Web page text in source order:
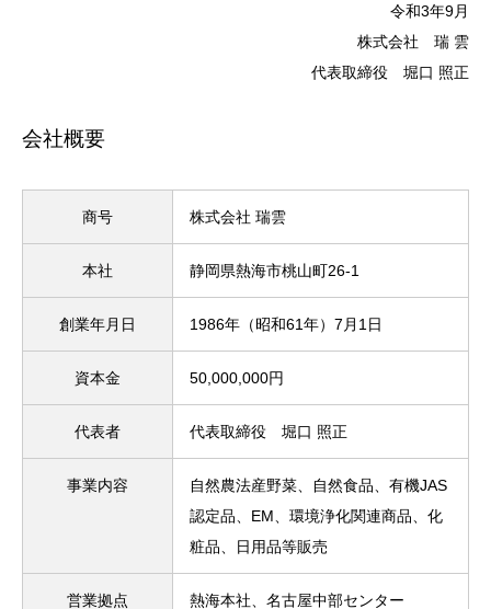
令和3年9月
株式会社 瑞 雲
代表取締役 堀口 照正
会社概要
商号 株式会社 瑞雲
本社 静岡県熱海市桃山町26-1
創業年月日 1986年（昭和61年）7月1日
資本金 50,000,000円
代表者 代表取締役 堀口 照正
事業内容
自然農法産野菜、自然食品、有機JAS
認定品、EM、環境浄化関連商品、化
粧品、日用品等販売
営業拠点 熱海本社、名古屋中部センター